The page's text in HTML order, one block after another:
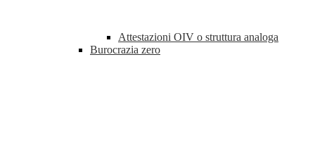
Attestazioni OIV o struttura analoga
Burocrazia zero